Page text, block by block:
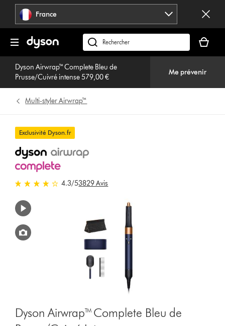
Sauter
pages
France
Rechercher
des
produits
panier
est
Dyson Airwrap™ Complete Bleu de
Prusse/Cuivré intense 579,00 €
Me prévenir
Multi-styler Airwrap™
Exclusivité Dyson.fr
Avis
4.3/53829 Avis
Dyson Airwrap™ Complete Bleu de